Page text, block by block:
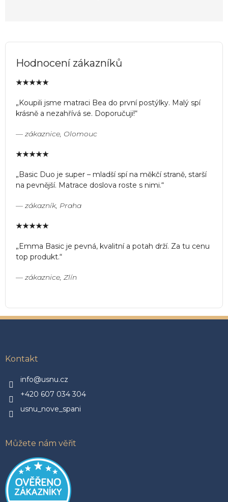
Hodnocení zákazníků
★★★★★
„Koupili jsme matraci Bea do první postýlky. Malý spí
krásně a nezahřívá se. Doporučuji!“
— zákaznice, Olomouc
★★★★★
„Basic Duo je super – mladší spí na měkčí straně, starší
na pevnější. Matrace doslova roste s nimi.“
— zákazník, Praha
★★★★★
„Emma Basic je pevná, kvalitní a potah drží. Za tu cenu
top produkt.“
— zákaznice, Zlín
Kontakt
info@usnu.cz
+420 607 034 304
usnu_nove_spani
Můžete nám věřit